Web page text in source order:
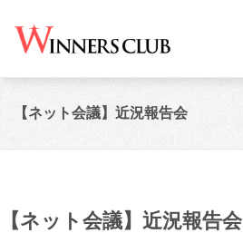
【ネット会議】近況報告会
【ネット会議】近況報告会